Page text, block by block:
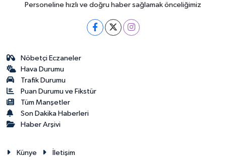
Personeline hızlı ve doğru haber sağlamak önceliğimiz
Nöbetçi Eczaneler
Hava Durumu
Trafik Durumu
Puan Durumu ve Fikstür
Tüm Manşetler
Son Dakika Haberleri
Haber Arşivi
Künye İletişim